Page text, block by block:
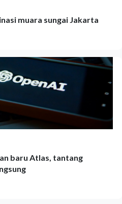
muara sungai Jakarta
baru Atlas, tantang